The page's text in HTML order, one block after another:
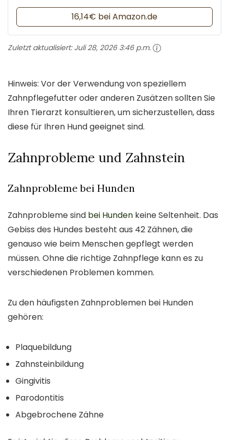
16,14€ bei Amazon.de
Zuletzt aktualisiert: Juli 28, 2026 3:46 p.m.
Hinweis: Vor der Verwendung von speziellem
Zahnpflegefutter oder anderen Zusätzen sollten Sie
Ihren Tierarzt konsultieren, um sicherzustellen, dass
diese für Ihren Hund geeignet sind.
Zahnprobleme und Zahnstein
Zahnprobleme bei Hunden
Zahnprobleme sind bei Hunden keine Seltenheit. Das
Gebiss des Hundes besteht aus 42 Zähnen, die
genauso wie beim Menschen gepflegt werden
müssen. Ohne die richtige Zahnpflege kann es zu
verschiedenen Problemen kommen.
Zu den häufigsten Zahnproblemen bei Hunden
gehören:
Plaquebildung
Zahnsteinbildung
Gingivitis
Parodontitis
Abgebrochene Zähne